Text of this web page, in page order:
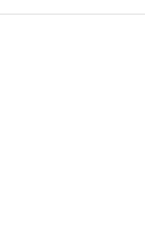
响；<&list>3.稳定器